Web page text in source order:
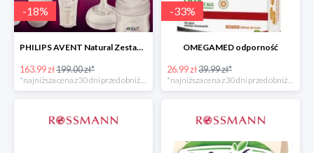
-18%
PHILIPS AVENT Natural Zestaw Startowy
163.99 zł199.00 zł*
*najniższa cena z 30 dni przed obniżką
-33%
OMEGAMED odporność
26.99 zł39.99 zł*
*najniższa cena z 30 dni przed obniżką